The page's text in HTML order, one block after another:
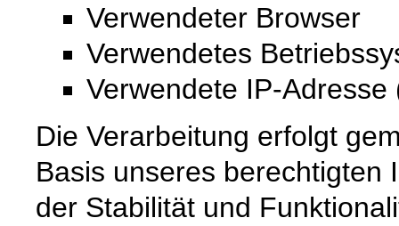
Verwendeter Browser
Verwendetes
Verwendete IP-
Die Verarbeitung erfolgt
Basis unseres berechtigten
der Stabilität und